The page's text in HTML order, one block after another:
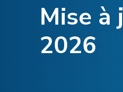
Mise à
2026